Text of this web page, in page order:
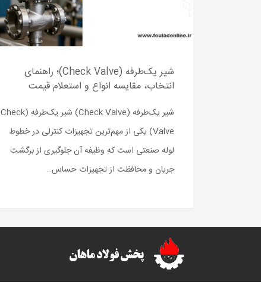
شیر یک‌طرفه (Check Valve)؛ راهنمای
انتخاب، مقایسه انواع و استعلام قیمت
شیر یک‌طرفه (Check Valve) شیر یک‌طرفه (Check
Valve) یکی از مهم‌ترین تجهیزات کنترلی در خطوط
لوله صنعتی است که وظیفه آن جلوگیری از برگشت
جریان و محافظت از تجهیزات حساس…